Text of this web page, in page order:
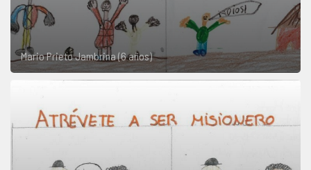
Mario Prieto Jambrina (6 años)